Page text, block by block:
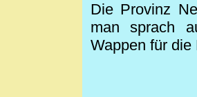
Die Provinz
man sprach
Wappen für